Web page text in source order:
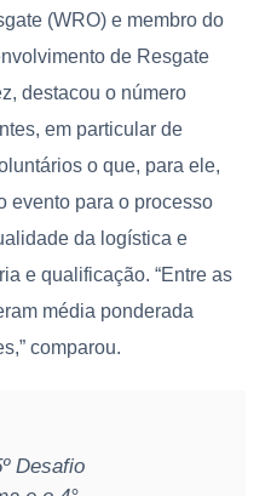
(WRO) e membro do
de Resgate
destacou o número
em particular de
o que, para ele,
evento para o processo
da logística e
e qualificação. “Entre as
média ponderada
comparou.
Desafio